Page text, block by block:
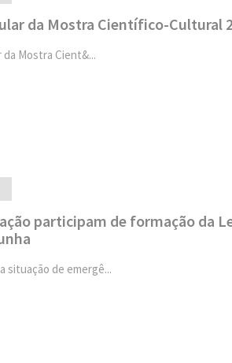
da Mostra Científico-Cultural
Mostra Cient&...
participam de formação da
situação de emergê...